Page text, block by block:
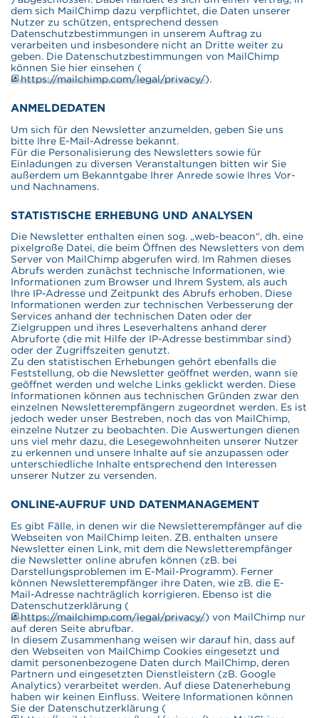
dem sich MailChimp dazu verpflichtet, die Daten unserer
Nutzer zu schützen, entsprechend dessen
Datenschutzbestimmungen in unserem Auftrag zu
verarbeiten und insbesondere nicht an Dritte weiter zu
geben. Die Datenschutzbestimmungen von MailChimp
können Sie hier einsehen (
https://mailchimp.com/legal/privacy/).
ANMELDEDATEN
Um sich für den Newsletter anzumelden, geben Sie uns
bitte Ihre E-Mail-Adresse bekannt.
Für die Personalisierung des Newsletters sowie für
Einladungen zu diversen Veranstaltungen bitten wir Sie
außerdem um Bekanntgabe Ihrer Anrede sowie Ihres Vor-
und Nachnamens.
STATISTISCHE ERHEBUNG UND ANALYSEN
Die Newsletter enthalten einen sog. „web-beacon“, dh. eine
pixelgroße Datei, die beim Öffnen des Newsletters von dem
Server von MailChimp abgerufen wird. Im Rahmen dieses
Abrufs werden zunächst technische Informationen, wie
Informationen zum Browser und Ihrem System, als auch
Ihre IP-Adresse und Zeitpunkt des Abrufs erhoben. Diese
Informationen werden zur technischen Verbesserung der
Services anhand der technischen Daten oder der
Zielgruppen und ihres Leseverhaltens anhand derer
Abruforte (die mit Hilfe der IP-Adresse bestimmbar sind)
oder der Zugriffszeiten genutzt.
Zu den statistischen Erhebungen gehört ebenfalls die
Feststellung, ob die Newsletter geöffnet werden, wann sie
geöffnet werden und welche Links geklickt werden. Diese
Informationen können aus technischen Gründen zwar den
einzelnen Newsletterempfängern zugeordnet werden. Es ist
jedoch weder unser Bestreben, noch das von MailChimp,
einzelne Nutzer zu beobachten. Die Auswertungen dienen
uns viel mehr dazu, die Lesegewohnheiten unserer Nutzer
zu erkennen und unsere Inhalte auf sie anzupassen oder
unterschiedliche Inhalte entsprechend den Interessen
unserer Nutzer zu versenden.
ONLINE-AUFRUF UND DATENMANAGEMENT
Es gibt Fälle, in denen wir die Newsletterempfänger auf die
Webseiten von MailChimp leiten. ZB. enthalten unsere
Newsletter einen Link, mit dem die Newsletterempfänger
die Newsletter online abrufen können (zB. bei
Darstellungsproblemen im E-Mail-Programm). Ferner
können Newsletterempfänger ihre Daten, wie zB. die E-
Mail-Adresse nachträglich korrigieren. Ebenso ist die
Datenschutzerklärung (
https://mailchimp.com/legal/privacy/) von MailChimp nur
auf deren Seite abrufbar.
In diesem Zusammenhang weisen wir darauf hin, dass auf
den Webseiten von MailChimp Cookies eingesetzt und
damit personenbezogene Daten durch MailChimp, deren
Partnern und eingesetzten Dienstleistern (zB. Google
Analytics) verarbeitet werden. Auf diese Datenerhebung
haben wir keinen Einfluss. Weitere Informationen können
Sie der Datenschutzerklärung (